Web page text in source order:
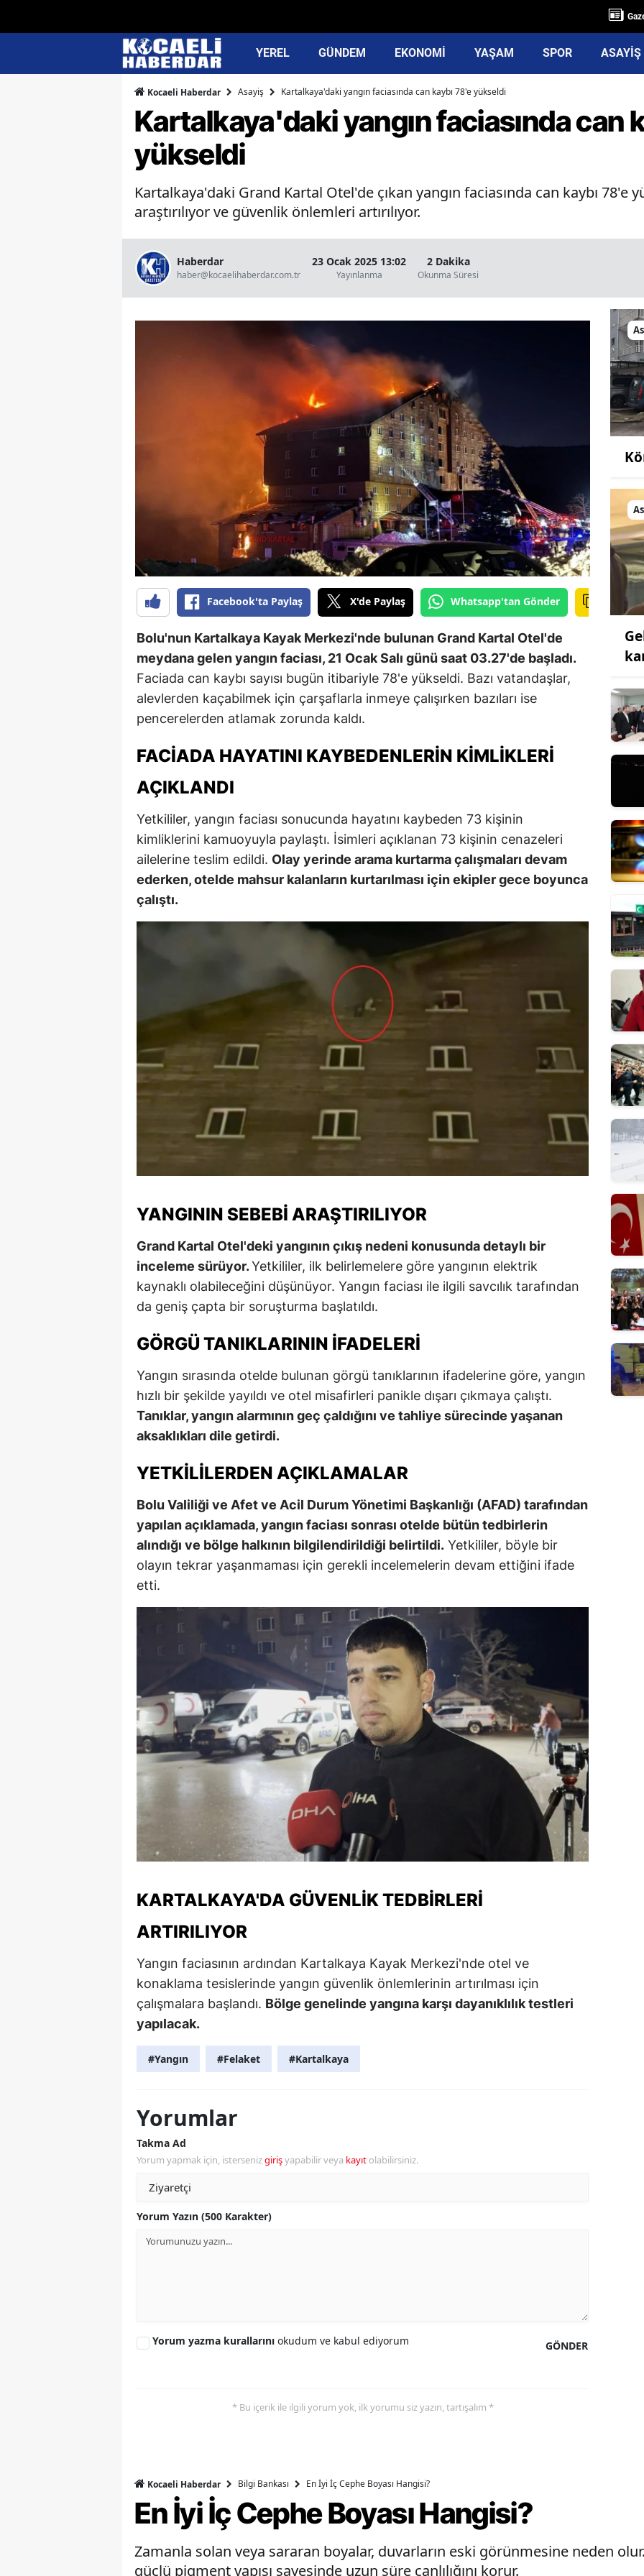
YEREL GÜNDEM EKONOMİ YAŞAM SPOR ASAYİŞ
Kocaeli Haberdar Asayiş Kartalkaya'daki yangın faciasında can kaybı 78'e yükseldi
Kartalkaya'daki yangın faciasında can
yükseldi
Kartalkaya'daki Grand Kartal Otel'de çıkan yangın faciasında can kaybı 78'e
araştırılıyor ve güvenlik önlemleri artırılıyor.
Haberdar
haber@kocaelihaberdar.com.tr
23 Ocak 2025 13:02
Yayınlanma
2 Dakika
Okunma Süresi
Facebook'ta Paylaş X'de Paylaş Whatsapp'tan Gönder
Bolu'nun Kartalkaya Kayak Merkezi'nde bulunan Grand Kartal Otel'de
meydana gelen yangın faciası, 21 Ocak Salı günü saat 03.27'de başladı.
Faciada can kaybı sayısı bugün itibariyle 78'e yükseldi. Bazı vatandaşlar,
alevlerden kaçabilmek için çarşaflarla inmeye çalışırken bazıları ise
pencerelerden atlamak zorunda kaldı.
FACIADA HAYATINI KAYBEDENLERIN KIMLIKLERI
AÇIKLANDI
Yetkililer, yangın faciası sonucunda hayatını kaybeden 73 kişinin
kimliklerini kamuoyuyla paylaştı. İsimleri açıklanan 73 kişinin cenazeleri
ailelerine teslim edildi. Olay yerinde arama kurtarma çalışmaları devam
ederken, otelde mahsur kalanların kurtarılması için ekipler gece boyunca
çalıştı.
YANGININ SEBEBI ARAŞTIRILIYOR
Grand Kartal Otel'deki yangının çıkış nedeni konusunda detaylı bir
inceleme sürüyor.Yetkililer, ilk belirlemelere göre yangının elektrik
kaynaklı olabileceğini düşünüyor. Yangın faciası ile ilgili savcılık tarafından
da geniş çapta bir soruşturma başlatıldı.
GÖRGÜ TANIKLARININ İFADELERI
Yangın sırasında otelde bulunan görgü tanıklarının ifadelerine göre, yangın
hızlı bir şekilde yayıldı ve otel misafirleri panikle dışarı çıkmaya çalıştı.
Tanıklar, yangın alarmının geç çaldığını ve tahliye sürecinde yaşanan
aksaklıkları dile getirdi.
YETKILILERDEN AÇIKLAMALAR
Bolu Valiliği ve Afet ve Acil Durum Yönetimi Başkanlığı (AFAD) tarafından
yapılan açıklamada, yangın faciası sonrası otelde bütün tedbirlerin
alındığı ve bölge halkının bilgilendirildiği belirtildi. Yetkililer, böyle bir
olayın tekrar yaşanmaması için gerekli incelemelerin devam ettiğini ifade
etti.
KARTALKAYA'DA GÜVENLIK TEDBIRLERI
ARTIRILIYOR
Yangın faciasının ardından Kartalkaya Kayak Merkezi'nde otel ve
konaklama tesislerinde yangın güvenlik önlemlerinin artırılması için
çalışmalara başlandı. Bölge genelinde yangına karşı dayanıklılık testleri
yapılacak.
#Yangın #Felaket #Kartalkaya
Yorumlar
Takma Ad
Yorum yapmak için, istersenizgirişyapabilir veya kayıt olabilirsiniz.
Yorum Yazın (500 Karakter)
GÖNDER
Yorum yazma kurallarını okudum ve kabul ediyorum
* Bu içerik ile ilgili yorum yok, ilk yorumu siz yazın, tartışalım *
Kocaeli Haberdar Bilgi Bankası En İyi İç Cephe Boyası Hangisi?
En İyi İç Cephe Boyası Hangisi?
Zamanla solan veya sararan boyalar, duvarların eski görünmesine neden
güçlü pigment yapısı sayesinde uzun süre canlılığını korur.